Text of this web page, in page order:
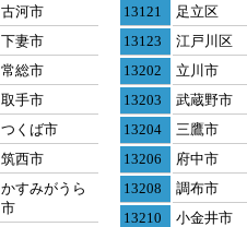
古河市
下妻市
常総市
取手市
つくば市
筑西市
かすみがうら
市
13121
足立区
13123
江戸川区
13202
立川市
13203
武蔵野市
13204
三鷹市
13206
府中市
13208
調布市
13210
小金井市